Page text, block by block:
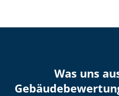
Was uns